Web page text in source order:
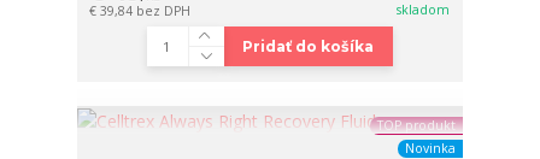
€ 39,84 bez DPH skladom
Pridať do košíka
TOP produkt
Novinka